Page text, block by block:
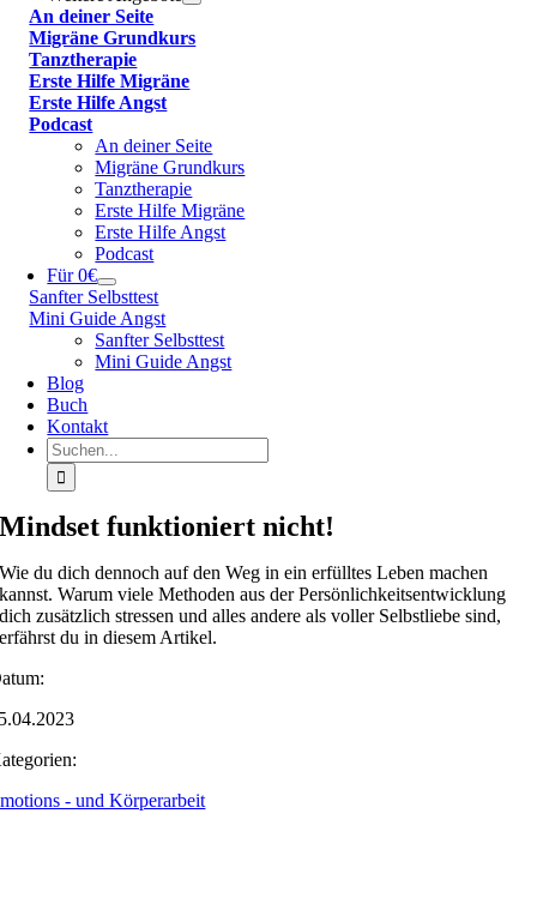
An deiner Seite
Migräne Grundkurs
Tanztherapie
Erste Hilfe Migräne
Erste Hilfe Angst
Podcast
An deiner Seite
Migräne Grundkurs
Tanztherapie
Erste Hilfe Migräne
Erste Hilfe Angst
Podcast
Für 0€
Sanfter Selbsttest
Mini Guide Angst
Sanfter Selbsttest
Mini Guide Angst
Blog
Buch
Kontakt
Suche
nach:
Mindset funktioniert nicht!
Wie du dich dennoch auf den Weg in ein erfülltes Leben machen
kannst. Warum viele Methoden aus der Persönlichkeitsentwicklung
dich zusätzlich stressen und alles andere als voller Selbstliebe sind,
erfährst du in diesem Artikel.
- und Körperarbeit